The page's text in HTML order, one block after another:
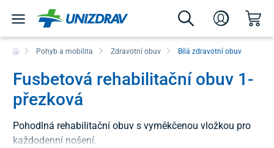
Pohyb a mobilita Zdravotní obuv Bílá zdravotní obuv
Fusbetová rehabilitační obuv 1-
přezková
Pohodlná rehabilitační obuv s vyměkčenou vložkou pro
každodenní nošení.